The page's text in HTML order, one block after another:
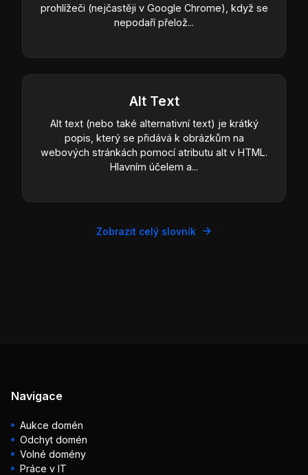
prohlížeči (nejčastěji v Google Chrome), když se
nepodaří přelož...
Alt Text
Alt text (nebo také alternativní text) je krátký
popis, který se přidává k obrázkům na
webových stránkách pomocí atributu alt v HTML.
Hlavním účelem a...
Zobrazit celý slovník
Navigace
Aukce domén
Odchyt domén
Volné domény
Práce v IT